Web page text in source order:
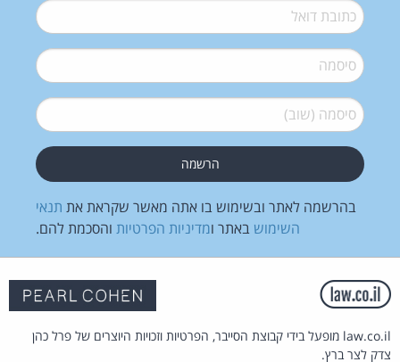
דואל*
סיסמה*
סיסמה (שוב)*
בהרשמה לאתר ובשימוש בו אתה מאשר שקראת את תנאי
השימוש באתר ומדיניות הפרטיות והסכמת להם.
law.co.il מופעל בידי קבוצת הסייבר, הפרטיות וזכויות היוצרים של פרל כהן
צדק לצר ברץ.